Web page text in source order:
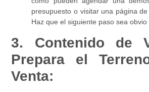
presupuesto o visitar una página
Haz que el siguiente paso sea obvio
3. Contenido de
Prepara el
Venta: